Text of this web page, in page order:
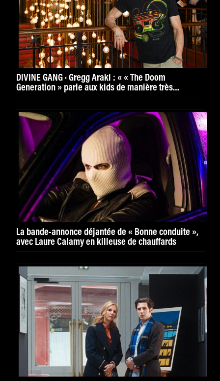
DIVINE GANG · Gregg Araki : « « The Doom
Generation » parle aux kids de manière très
La bande-annonce déjantée de « Bonne conduite »,
avec Laure Calamy en killeuse de chauffards